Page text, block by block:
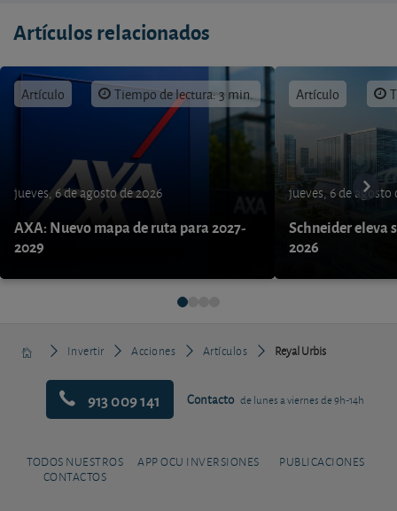
Artículos relacionados
Artículo Tiempo de lectura: 3 min.
jueves, 6 de agosto de 2026
AXA: Nuevo mapa de ruta para 2027-
2029
Artículo
jueves, 6 de agosto
Schneider eleva
2026
Invertir Acciones Artículos Reyal Urbis
913 009 141 Contacto de lunes a viernes de 9h-14h
TODOS NUESTROS
CONTACTOS
APP OCU INVERSIONES PUBLICACIONES